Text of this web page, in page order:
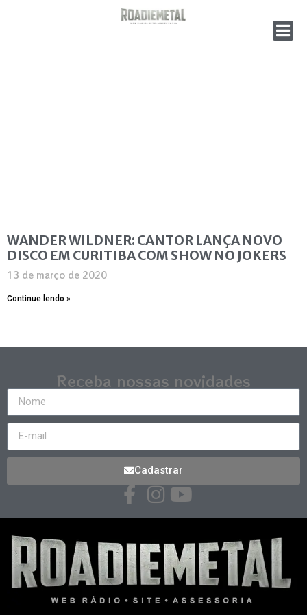
WANDER WILDNER: CANTOR LANÇA NOVO
DISCO EM CURITIBA COM SHOW NO JOKERS
13 de março de 2020
Continue lendo »
Receba nossas novidades
Cadastrar